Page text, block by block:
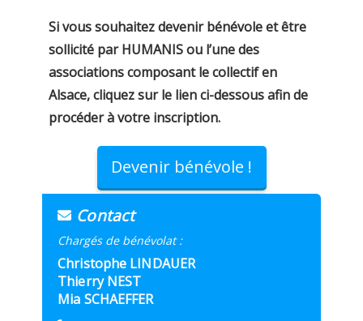
Si vous souhaitez devenir bénévole et être
sollicité par HUMANIS ou l’une des
associations composant le collectif en
Alsace, cliquez sur le lien ci-dessous afin de
procéder à votre inscription.
Devenir bénévole !
Contact
Chargés de bénévolat :
Christophe LINDAUER
Thierry NEST
Mia SCHAEFFER